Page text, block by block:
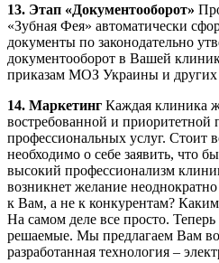
13. Этап «Документооборот»
«Зубная Фея» автоматически
документы по законодательно
документооборот в Вашей
приказам МОЗ Украины и
14. Маркетинг Каждая клиника
востребованной и приоритетной
профессиональных услуг. Стоит
необходимо о себе заявить, что
высокий профессионализм
возникнет желание
к Вам, а не к конкурентам?
На самом деле все просто.
решаемые. Мы предлагаем Вам
разработанная технология –